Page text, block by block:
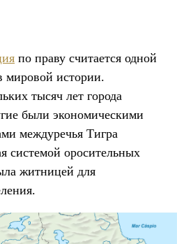
по праву считается одной
мировой истории.
тысяч лет города
были экономическими
междуречья Тигра
системой оросительных
житницей для